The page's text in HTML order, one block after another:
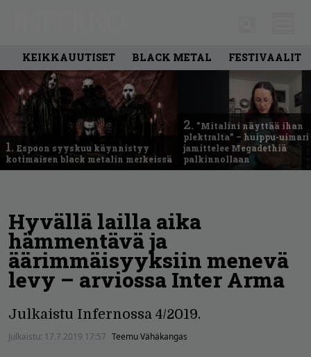
KEIKKAUUTISET BLACK METAL FESTIVAALIT
1. Espoon syyskuu käynnistyy
kotimaisen black metalin merkeissä
2. ”Mitalini näyttää ihan
plektralta” – huippu-uimari
jamittelee Megadethiä
palkinnollaan
Hyvällä lailla aika
hämmentävä ja
äärimmäisyyksiin menevä
levy – arviossa Inter Arma
Julkaistu Infernossa 4/2019.
Julkaistu: 17.7.2019 17:57 Teemu Vähäkangas